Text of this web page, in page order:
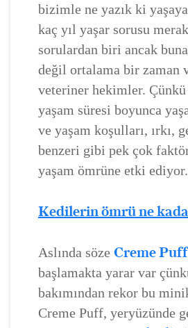
bizimle ne yazık ki
kaç yıl yaşar sorusu
sorulardan biri ancak
değil ortalama bir zaman
veteriner hekimler.
yaşam süresi boyunca
ve yaşam koşulları, ırkı,
benzeri gibi pek çok
yaşam ömrüne etki ediyor.
Kedilerin ömrü ne
Aslında söze Creme Puff
başlamakta yarar var
bakımından rekor bu
Creme Puff, yeryüzünde